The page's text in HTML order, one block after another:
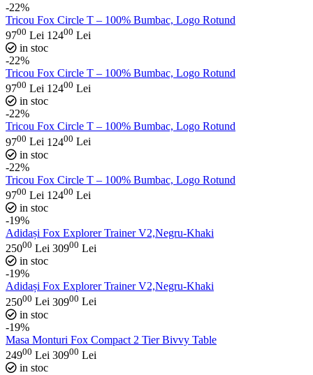
-22%
Tricou Fox Circle T – 100% Bumbac, Logo Rotund
9700 Lei 12400 Lei
in stoc
-22%
Tricou Fox Circle T – 100% Bumbac, Logo Rotund
9700 Lei 12400 Lei
in stoc
-22%
Tricou Fox Circle T – 100% Bumbac, Logo Rotund
9700 Lei 12400 Lei
in stoc
-22%
Tricou Fox Circle T – 100% Bumbac, Logo Rotund
9700 Lei 12400 Lei
in stoc
-19%
Adidași Fox Explorer Trainer V2,Negru-Khaki
25000 Lei 30900 Lei
in stoc
-19%
Adidași Fox Explorer Trainer V2,Negru-Khaki
25000 Lei 30900 Lei
in stoc
-19%
Masa Monturi Fox Compact 2 Tier Bivvy Table
24900 Lei 30900 Lei
in stoc